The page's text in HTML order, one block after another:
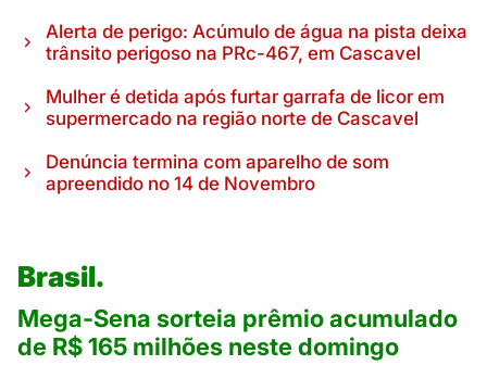
Alerta de perigo: Acúmulo de água na pista deixa
trânsito perigoso na PRc-467, em Cascavel
Mulher é detida após furtar garrafa de licor em
supermercado na região norte de Cascavel
Denúncia termina com aparelho de som
apreendido no 14 de Novembro
Brasil.
Mega-Sena sorteia prêmio acumulado
de R$ 165 milhões neste domingo